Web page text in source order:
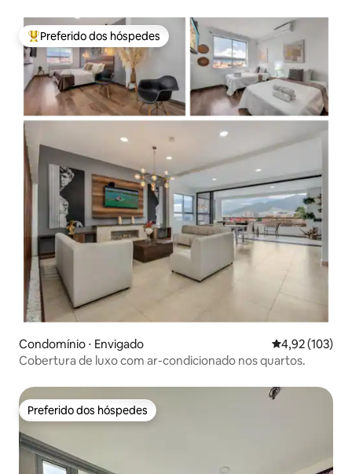
Entre os melhores preferidos dos hóspedes
Preferido dos hóspedes
Condomínio ⋅ Envigado 4,92 de uma
4,92 (103)
Cobertura de luxo com ar-condicionado nos quartos.
Preferido dos hóspedes
Preferido dos hóspedes